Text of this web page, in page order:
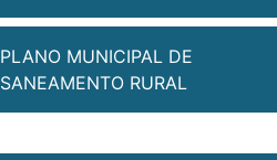
PLANO MUNICIPAL DE
SANEAMENTO RURAL